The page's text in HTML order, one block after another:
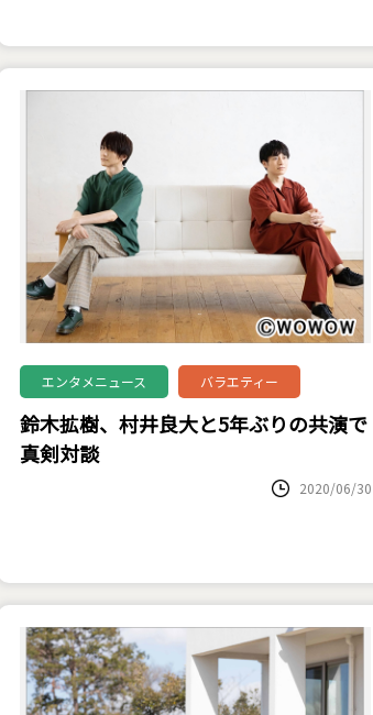
エンタメニュース バラエティー
鈴木拡樹、村井良大と5年ぶりの共演で
真剣対談
2020/06/30